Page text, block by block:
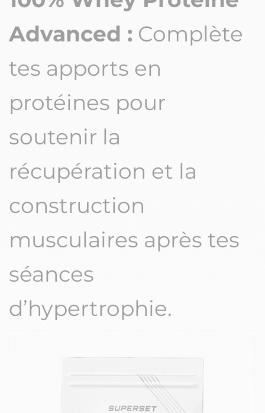
Advanced : Complète
tes apports en
protéines pour
soutenir la
récupération et la
construction
musculaires après tes
séances
d’hypertrophie.